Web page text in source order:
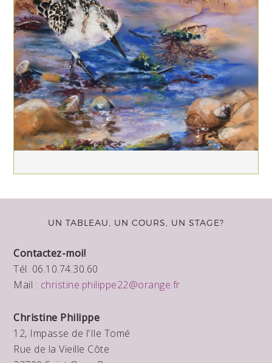
UN TABLEAU, UN COURS, UN STAGE?
Contactez-moi!
Tél. 06.10.74.30.60
Mail : christine.philippe22@orange.fr
Christine Philippe
12, Impasse de l'Ile Tomé
Rue de la Vieille Côte